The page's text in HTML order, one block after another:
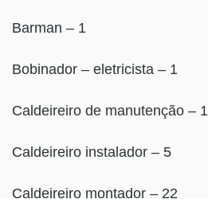
Barman – 1
Bobinador – eletricista – 1
Caldeireiro de manutenção – 1
Caldeireiro instalador – 5
Caldeireiro montador – 22